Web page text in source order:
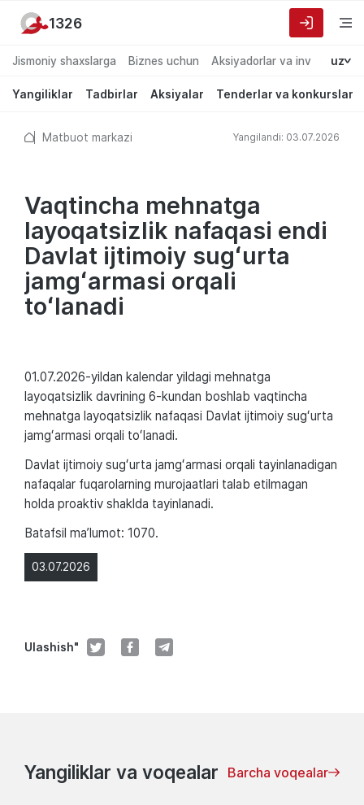
Jismoniy shaxslarga Biznes uchun Aksiyadorlar va investorlarga
uz
Yangiliklar Tadbirlar Aksiyalar Tenderlar va konkurslar
1326
Matbuot markazi Yangilandi: 03.07.2026
Vaqtincha mehnatga
layoqatsizlik nafaqasi endi
Davlat ijtimoiy sugʻurta
jamgʻarmasi orqali
toʻlanadi
03.07.2026
Ulashish"
01.07.2026-yildan kalendar yildagi mehnatga
layoqatsizlik davrining 6-kundan boshlab vaqtincha
mehnatga layoqatsizlik nafaqasi Davlat ijtimoiy sugʻurta
jamgʻarmasi orqali toʻlanadi.
Davlat ijtimoiy sugʻurta jamgʻarmasi orqali tayinlanadigan
nafaqalar fuqarolarning murojaatlari talab etilmagan
holda proaktiv shaklda tayinlanadi.
Batafsil maʼlumot: 1070.
Yangiliklar va voqealar Barcha voqealar